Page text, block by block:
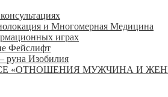
и Многомерная Медицина
играх
Фейслифт
Изобилия
«ОТНОШЕНИЯ МУЖЧИНА И